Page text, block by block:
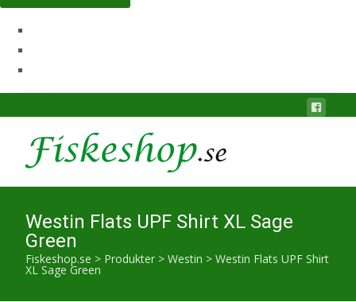
Westin Flats UPF Shirt XL Sage
Green
Fiskeshop.se > Produkter > Westin > Westin Flats UPF Shirt
XL Sage Green